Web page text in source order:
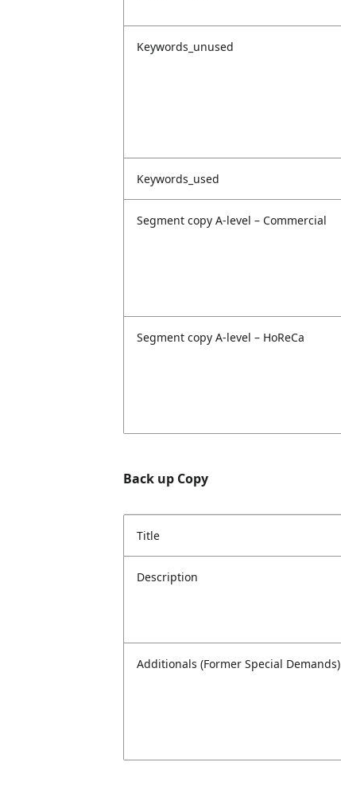
Keywords_unused
Keywords_used
Segment copy A-level – Commercial
Segment copy A-level – HoReCa
Back up Copy
Title
Description
Additionals (Former Special Demands)